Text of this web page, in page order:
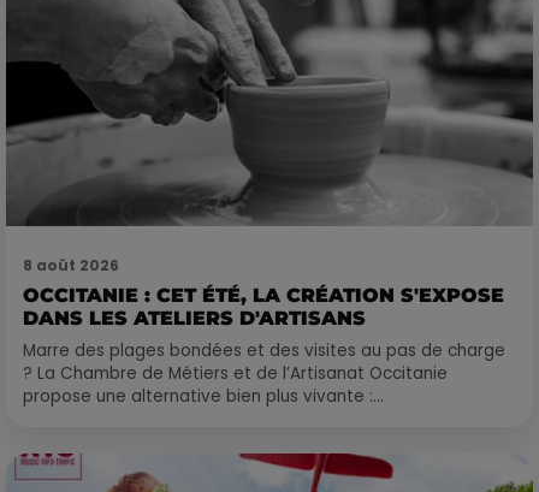
8 août 2026
OCCITANIE : CET ÉTÉ, LA CRÉATION S'EXPOSE
DANS LES ATELIERS D'ARTISANS
Marre des plages bondées et des visites au pas de charge
? La Chambre de Métiers et de l’Artisanat Occitanie
propose une alternative bien plus vivante :...